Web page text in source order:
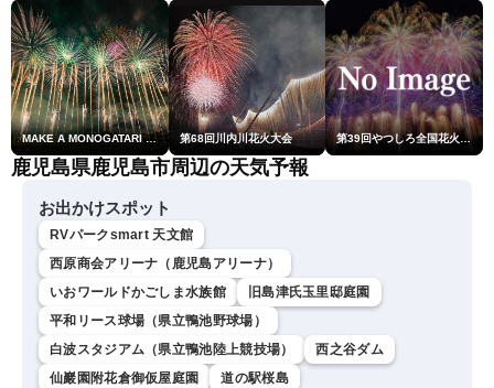
MAKE A MONOGATARI 2026 第68回川内川花火大会 第39回やつしろ全国花火競技大会
鹿児島県鹿児島市周辺の天気予報
お出かけスポット
RVパークsmart 天文館
西原商会アリーナ（鹿児島アリーナ）
いおワールドかごしま水族館
旧島津氏玉里邸庭園
平和リース球場（県立鴨池野球場）
白波スタジアム（県立鴨池陸上競技場）
西之谷ダム
仙巖園附花倉御仮屋庭園
道の駅桜島